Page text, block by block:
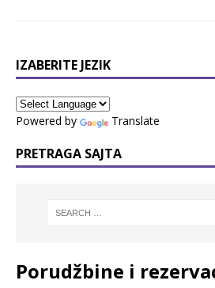
IZABERITE JEZIK
Powered by Translate
PRETRAGA SAJTA
Porudžbine i